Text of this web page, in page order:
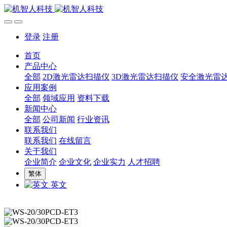
登录 注册
首页
产品中心
全部 2D激光雷达扫描仪 3D激光雷达扫描仪 安全激光雷
应用案例
全部 领域应用 资料下载
新闻中心
全部 公司新闻 行业资讯
联系我们
联系我们 在线留言
关于我们
企业简介 企业文化 企业实力 人才招聘
繁体
英文